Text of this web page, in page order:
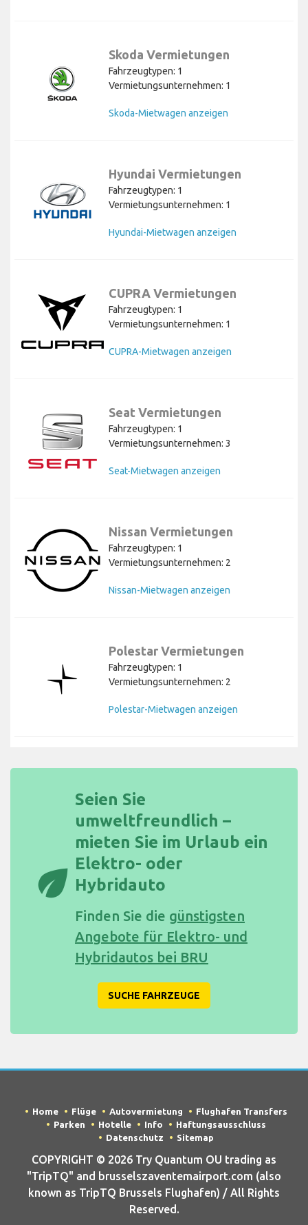
Skoda Vermietungen
Fahrzeugtypen: 1
Vermietungsunternehmen: 1
Skoda-Mietwagen anzeigen
Hyundai Vermietungen
Fahrzeugtypen: 1
Vermietungsunternehmen: 1
Hyundai-Mietwagen anzeigen
CUPRA Vermietungen
Fahrzeugtypen: 1
Vermietungsunternehmen: 1
CUPRA-Mietwagen anzeigen
Seat Vermietungen
Fahrzeugtypen: 1
Vermietungsunternehmen: 3
Seat-Mietwagen anzeigen
Nissan Vermietungen
Fahrzeugtypen: 1
Vermietungsunternehmen: 2
Nissan-Mietwagen anzeigen
Polestar Vermietungen
Fahrzeugtypen: 1
Vermietungsunternehmen: 2
Polestar-Mietwagen anzeigen
eco
Seien Sie
umweltfreundlich –
mieten Sie im Urlaub ein
Elektro- oder
Hybridauto
Finden Sie die günstigsten
Angebote für Elektro- und
Hybridautos bei BRU
SUCHE FAHRZEUGE
Home Flüge Autovermietung
Flughafen Transfers
Parken
Hotelle Info
Haftungsausschluss
Datenschutz
Sitemap
COPYRIGHT © 2026 Try Quantum OU trading as
"TripTQ" and brusselszaventemairport.com (also
known as TripTQ Brussels Flughafen) / All Rights
Reserved.